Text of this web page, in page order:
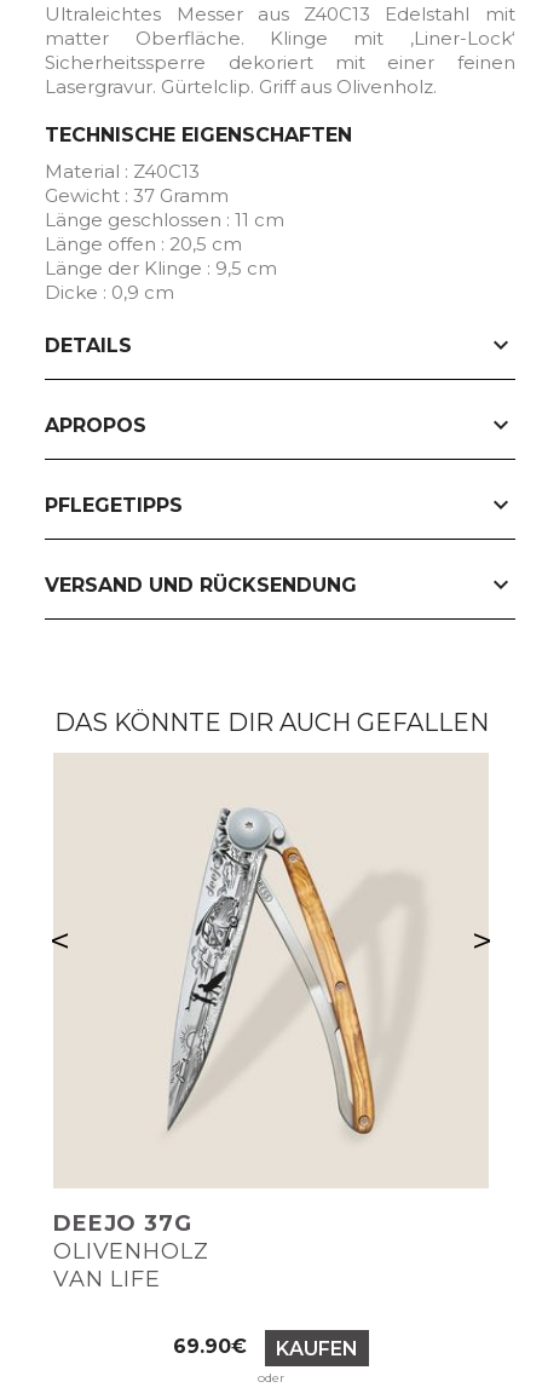
Ultraleichtes Messer aus Z40C13 Edelstahl mit
matter Oberfläche. Klinge mit ‚Liner-Lock‘
Sicherheitssperre dekoriert mit einer feinen
Lasergravur. Gürtelclip. Griff aus Olivenholz.
TECHNISCHE EIGENSCHAFTEN
Material : Z40C13
Gewicht : 37 Gramm
Länge geschlossen : 11 cm
Länge offen : 20,5 cm
Länge der Klinge : 9,5 cm
Dicke : 0,9 cm
DETAILS expand_more
APROPOS expand_more
PFLEGETIPPS expand_more
VERSAND UND RÜCKSENDUNG expand_more
DAS KÖNNTE DIR AUCH GEFALLEN
DEEJO 37G
OLIVENHOLZ
VAN LIFE
Preis
69.90€ KAUFEN
oder
< >